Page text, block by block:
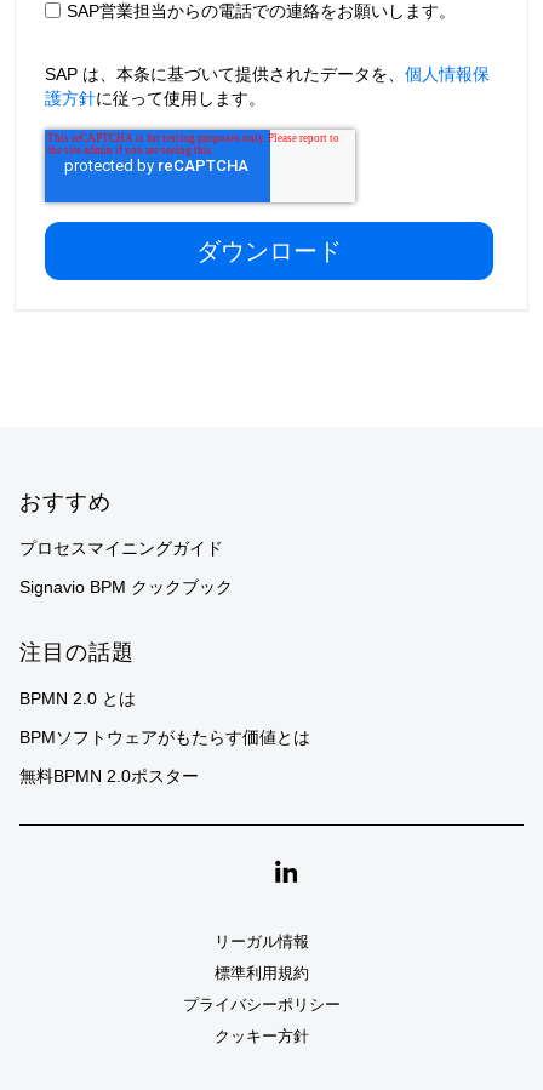
SAP営業担当からの電話での連絡をお願いします。
SAP は、本条に基づいて提供されたデータを、 個人情報保
護方針に従って使用します。
おすすめ
プロセスマイニングガイド
Signavio BPM クックブック
注目の話題
BPMN 2.0 とは
BPMソフトウェアがもたらす価値とは
無料BPMN 2.0ポスター
Linkedin
リーガル情報
標準利用規約
プライバシーポリシー
クッキー方針